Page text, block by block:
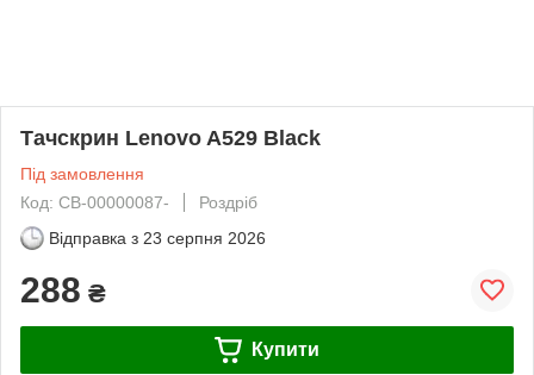
Тачскрин Lenovo A529 Black
Під замовлення
Код: CB-00000087-
Роздріб
Відправка з 23 серпня 2026
288 ₴
Купити